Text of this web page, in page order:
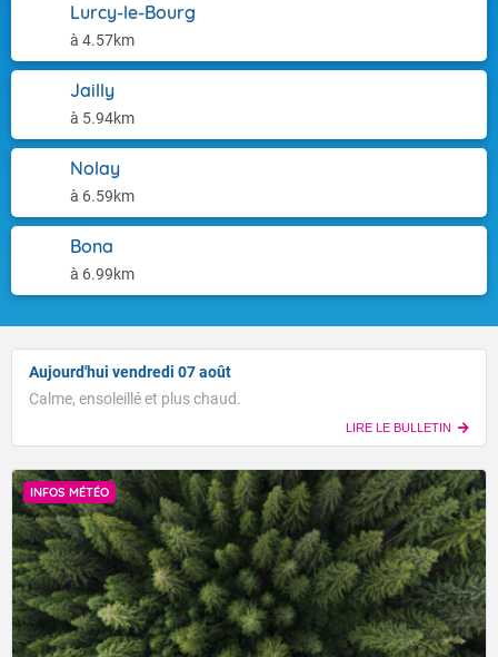
Lurcy-le-Bourg
à 4.57km
Jailly
à 5.94km
Nolay
à 6.59km
Bona
à 6.99km
Aujourd'hui vendredi 07 août
Calme, ensoleillé et plus chaud.
LIRE LE BULLETIN
INFOS MÉTÉO